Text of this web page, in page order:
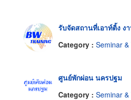
รับจัดสถานที่เอาท์ติ้ง ง
Category : Seminar &
ศูนย์พักผ่อน นครปฐม
Category : Seminar &